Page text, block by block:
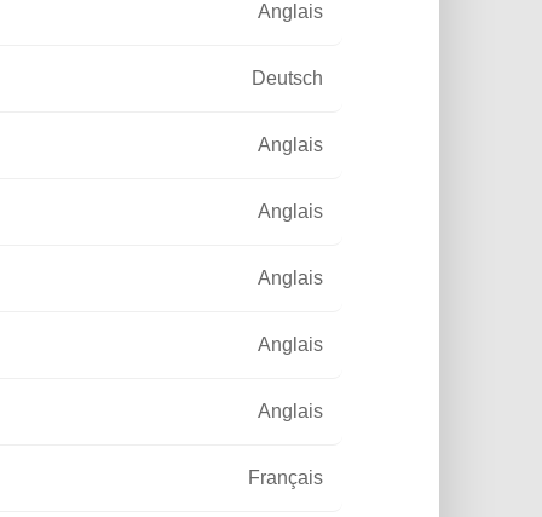
Anglais
Deutsch
Anglais
Anglais
Anglais
Anglais
Anglais
Français